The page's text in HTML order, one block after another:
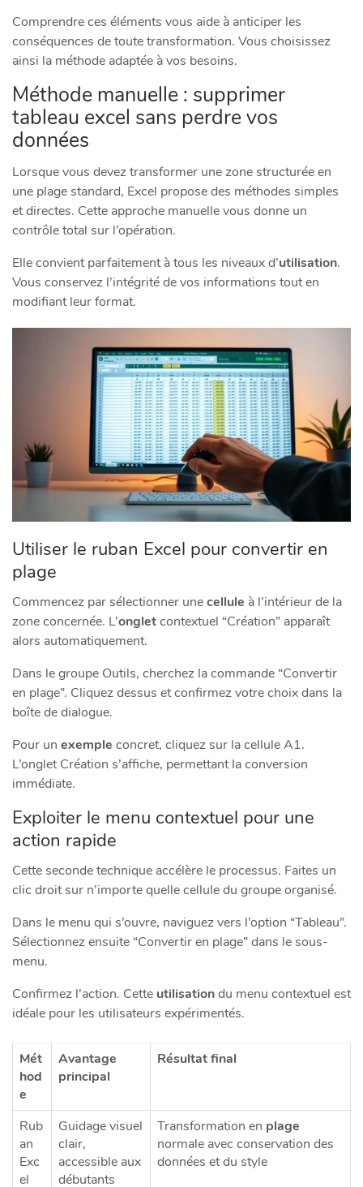
Comprendre ces éléments vous aide à anticiper les
conséquences de toute transformation. Vous choisissez
ainsi la méthode adaptée à vos besoins.
Méthode manuelle : supprimer
tableau excel sans perdre vos
données
Lorsque vous devez transformer une zone structurée en
une plage standard, Excel propose des méthodes simples
et directes. Cette approche manuelle vous donne un
contrôle total sur l’opération.
Elle convient parfaitement à tous les niveaux d’utilisation.
Vous conservez l’intégrité de vos informations tout en
modifiant leur format.
Utiliser le ruban Excel pour convertir en
plage
Commencez par sélectionner unecellule à l’intérieur de la
zone concernée. L’ongletcontextuel “Création” apparaît
alors automatiquement.
Dans le groupe Outils, cherchez la commande “Convertir
en plage”. Cliquez dessus et confirmez votre choix dans la
boîte de dialogue.
Pour un exemple concret, cliquez sur la cellule A1.
L’onglet Création s’affiche, permettant la conversion
immédiate.
Exploiter le menu contextuel pour une
action rapide
Cette seconde technique accélère le processus. Faites un
clic droit sur n’importe quelle cellule du groupe organisé.
Dans le menu qui s’ouvre, naviguez vers l’option “Tableau”.
Sélectionnez ensuite “Convertir en plage” dans le sous-
menu.
Confirmez l’action. Cette utilisationdu menu contextuel est
idéale pour les utilisateurs expérimentés.
Mét
hod
e
Avantage
principal
Résultat final
Rub
an
Exc
el
Guidage visuel
clair,
accessible aux
débutants
Transformation en plage
normale avec conservation des
données et du style